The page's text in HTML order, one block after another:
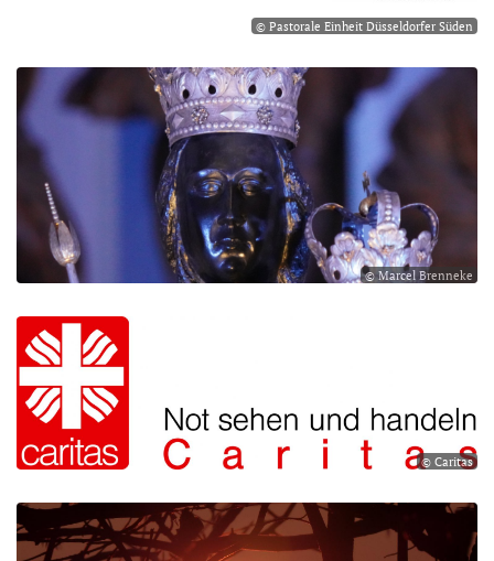
© Pastorale Einheit Düsseldorfer Süden
© Marcel Brenneke
© Caritas